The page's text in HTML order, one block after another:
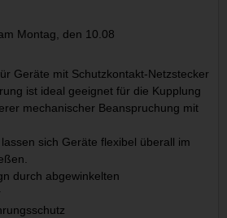
Montag, den 10.08
Geräte mit Schutzkontakt-Netzstecker
ist ideal geeignet für die Kupplung
mechanischer Beanspruchung mit
sich Geräte flexibel überall im
durch abgewinkelten